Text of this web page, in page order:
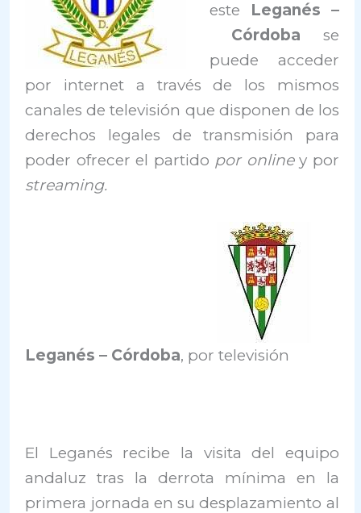
este Leganés –
Córdoba
se
puede acceder
por internet a través de los mismos
canales de televisión que disponen de los
derechos legales de transmisión para
poder ofrecer el partido por onliney por
streaming.
Leganés – Córdoba, por televisión
El Leganés recibe la visita del equipo
andaluz tras la derrota mínima en la
primera jornada en su desplazamiento al